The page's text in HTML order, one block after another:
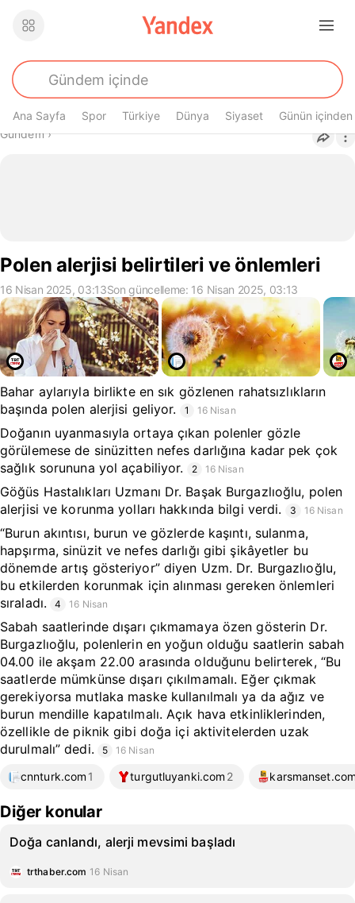
Ana Sayfa Spor Türkiye Dünya Siyaset Günün içinden
Buradasın
Gündem›
Polen alerjisi belirtileri ve önlemleri
16 Nisan 2025, 03:13Son güncelleme: 16 Nisan 2025, 03:13
Bahar aylarıyla birlikte en sık gözlenen rahatsızlıkların
başında polen alerjisi geliyor.
1 16 Nisan
Doğanın uyanmasıyla ortaya çıkan polenler gözle
görülemese de sinüzitten nefes darlığına kadar pek çok
sağlık sorununa yol açabiliyor.
2 16 Nisan
Göğüs Hastalıkları Uzmanı Dr. Başak Burgazlıoğlu, polen
alerjisi ve korunma yolları hakkında bilgi verdi.
3 16 Nisan
“Burun akıntısı, burun ve gözlerde kaşıntı, sulanma,
hapşırma, sinüzit ve nefes darlığı gibi şikâyetler bu
dönemde artış gösteriyor” diyen Uzm. Dr. Burgazlıoğlu,
bu etkilerden korunmak için alınması gereken önlemleri
sıraladı.
4 16 Nisan
Sabah saatlerinde dışarı çıkmamaya özen gösterin Dr.
Burgazlıoğlu, polenlerin en yoğun olduğu saatlerin sabah
04.00 ile akşam 22.00 arasında olduğunu belirterek, “Bu
saatlerde mümkünse dışarı çıkılmamalı. Eğer çıkmak
gerekiyorsa mutlaka maske kullanılmalı ya da ağız ve
burun mendille kapatılmalı. Açık hava etkinliklerinden,
özellikle de piknik gibi doğa içi aktivitelerden uzak
durulmalı” dedi.
5 16 Nisan
cnnturk.com 1 turgutluyanki.com 2
Diğer konular
Doğa canlandı, alerji mevsimi başladı
trthaber.com 16 Nisan